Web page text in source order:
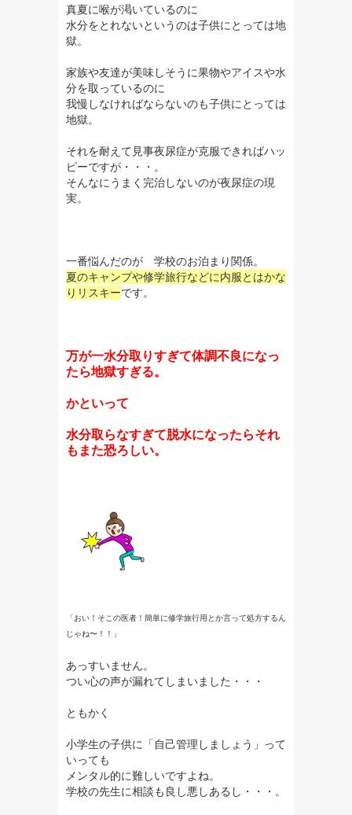
真夏に喉が渇いているのに
水分をとれないというのは子供にとっては地
獄。
家族や友達が美味しそうに果物やアイスや水
分を取っているのに
我慢しなければならないのも子供にとっては
地獄。
それを耐えて見事夜尿症が克服できればハッ
ピーですが・・・。
そんなにうまく完治しないのが夜尿症の現
実。
一番悩んだのが 学校のお泊まり関係。
夏のキャンプや修学旅行などに内服とはかな
りリスキーです。
万が一水分取りすぎて体調不良になっ
たら地獄すぎる。
かといって
水分取らなすぎて脱水になったらそれ
もまた恐ろしい。
「おい！そこの医者！簡単に修学旅行用とか言って処方するん
じゃね〜！！」
あっすいません。
つい心の声が漏れてしまいました・・・
ともかく
小学生の子供に「自己管理しましょう」って
いっても
メンタル的に難しいですよね。
学校の先生に相談も良し悪しあるし・・・。